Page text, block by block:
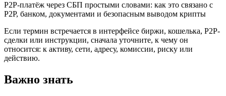
P2P-платёж через СБП простыми словами: как это связано с
P2P, банком, документами и безопасным выводом крипты
Если термин встречается в интерфейсе биржи, кошелька, P2P-
сделки или инструкции, сначала уточните, к чему он
относится: к активу, сети, адресу, комиссии, риску или
действию.
Важно знать